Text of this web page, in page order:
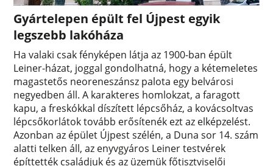
Gyártelepen épült fel Újpest egyik
legszebb lakóháza
Ha valaki csak fényképen látja az 1900-ban épült
Leiner-házat, joggal gondolhatná, hogy a kétemeletes
magastetős neoreneszánsz palota egy belvárosi
negyedben áll. A karakteres homlokzat, a faragott
kapu, a freskókkal díszített lépcsőház, a kovácsoltvas
lépcsőkorlátok tovább erősítenék ezt az elképzelést.
Azonban az épület Újpest szélén, a Duna sor 14. szám
alatti telken áll, az enyvgyáros Leiner testvérek
építtették családjuk és az üzemük főtisztviselői